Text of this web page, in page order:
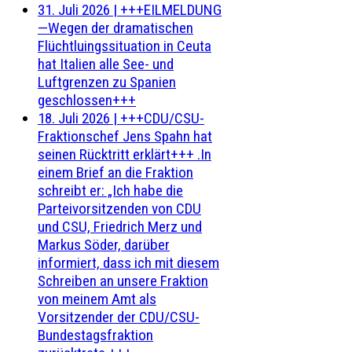
31. Juli 2026 | +++EILMELDUNG
—Wegen der dramatischen
Flüchtluingssituation in Ceuta
hat Italien alle See- und
Luftgrenzen zu Spanien
geschlossen+++
18. Juli 2026 | +++CDU/CSU-
Fraktionschef Jens Spahn hat
seinen Rücktritt erklärt+++ .In
einem Brief an die Fraktion
schreibt er: „Ich habe die
Parteivorsitzenden von CDU
und CSU, Friedrich Merz und
Markus Söder, darüber
informiert, dass ich mit diesem
Schreiben an unsere Fraktion
von meinem Amt als
Vorsitzender der CDU/CSU-
Bundestagsfraktion